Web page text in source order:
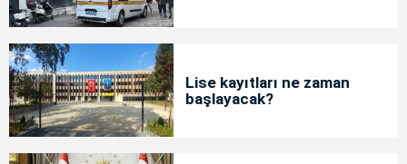
Lise kayıtları ne zaman
başlayacak?